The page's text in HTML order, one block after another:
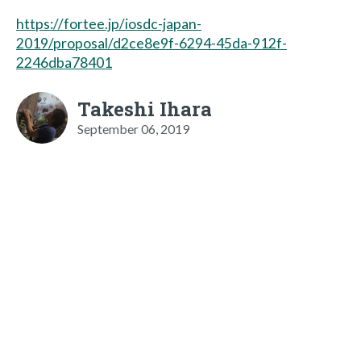
https://fortee.jp/iosdc-japan-
2019/proposal/d2ce8e9f-6294-45da-912f-
2246dba78401
Takeshi Ihara
September 06, 2019